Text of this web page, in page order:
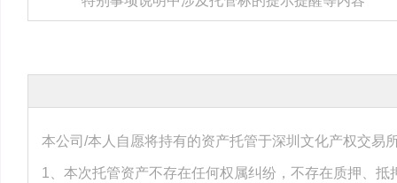
本公司/本人自愿将持有的资产托管于深圳文化产权交易
1、本次托管资产不存在任何权属纠纷，不存在质押、